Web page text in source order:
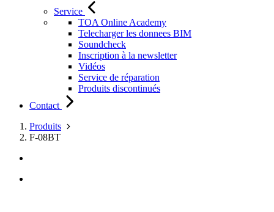
Service
TOA Online Academy
Telecharger les donnees BIM
Soundcheck
Inscription à la newsletter
Vidéos
Service de réparation
Produits discontinués
Contact
Produits
F-08BT